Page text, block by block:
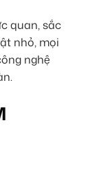
quan, sắc
nhỏ, mọi
nghệ